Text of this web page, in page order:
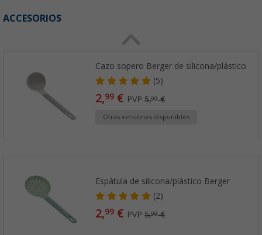
ACCESORIOS
Cazo sopero Berger de silicona/plástico
(5)
2,99 € PVP5,99€
Otras versiones disponibles
Espátula de silicona/plástico Berger
(2)
2,99 € PVP5,99€